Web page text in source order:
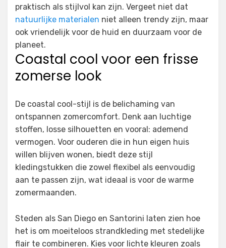
praktisch als stijlvol kan zijn. Vergeet niet dat
natuurlijke materialen niet alleen trendy zijn, maar
ook vriendelijk voor de huid en duurzaam voor de
planeet.
Coastal cool voor een frisse
zomerse look
De coastal cool-stijl is de belichaming van
ontspannen zomercomfort. Denk aan luchtige
stoffen, losse silhouetten en vooral: ademend
vermogen. Voor ouderen die in hun eigen huis
willen blijven wonen, biedt deze stijl
kledingstukken die zowel flexibel als eenvoudig
aan te passen zijn, wat ideaal is voor de warme
zomermaanden.
Steden als San Diego en Santorini laten zien hoe
het is om moeiteloos strandkleding met stedelijke
flair te combineren. Kies voor lichte kleuren zoals